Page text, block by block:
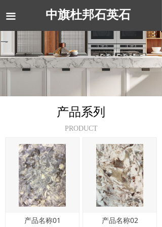
中旗杜邦石英石
끀
产品系列
PRODUCT
产品名称01 产品名称02